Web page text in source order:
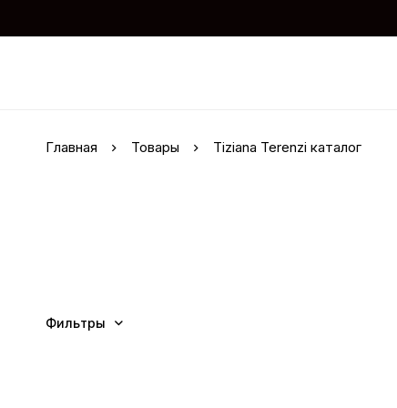
Главная Товары Tiziana Terenzi каталог
Фильтры